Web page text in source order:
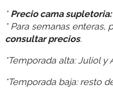
*Precio cama supletoria:
* Para semanas enteras,
consultar precios.
*Temporada alta: Juliol y
*Temporada baja: resto